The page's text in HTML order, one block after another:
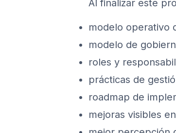
Al finalizar este
modelo operativo
modelo de
roles y
prácticas de
roadmap de
mejoras visibles